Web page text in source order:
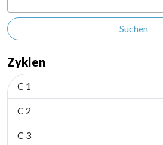
Suchen
Zyklen
C 1
C 2
C 3